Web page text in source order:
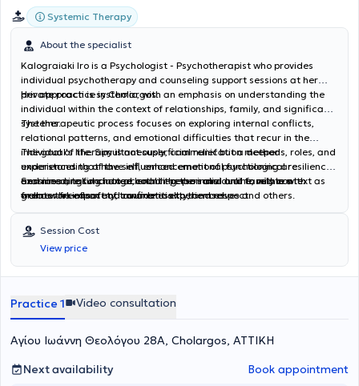
Systemic Therapy
About the specialist
Kalograiaki Iro is a Psychologist - Psychotherapist who provides
individual psychotherapy and counseling support sessions at her
private practice in Cholargos.
Her approach is systemic, with an emphasis on understanding the
individual within the context of relationships, family, and significant
systems.
The therapeutic process focuses on exploring internal conflicts,
relational patterns, and emotional difficulties that recur in the
individual's life. Simultaneously, communication methods, roles, and
experiences that have influenced emotional functioning are
examined, taking into account the personal and family context as
well as the impact of traumatic experiences.
The goal of therapy is not superficial relief but a deeper
understanding of the self, enhancement of psychological resilience,
and meaningful change, enabling the individual to relate with
greater freedom and awareness to themselves and others.
Sessions are conducted both in-person and online, within a
framework of safety, confidentiality, and respect.
Session Cost
View price
Practice 1 Video consultation
Αγίου Ιωάννη Θεολόγου 28Α, Cholargos, ΑΤΤΙΚΗ
Next availability
Book appointment